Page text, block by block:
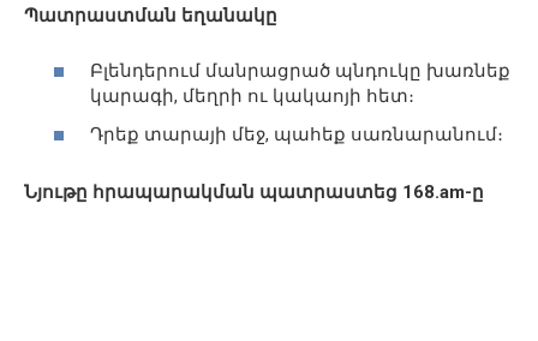
Պատրաստման եղանակը
Բլենդերում մանրացրած պնդուկը խառնեք
կարագի, մեղրի ու կակաոյի հետ։
Դրեք տարայի մեջ, պահեք սառնարանում։
Նյութը հրապարակման պատրաստեց 168.am-ը